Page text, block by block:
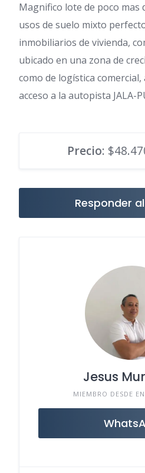
Magnifico lote de poco mas
usos de suelo mixto
inmobiliarios de vivienda,
ubicado en una zona de
como de logística
acceso a la autopista JALA-
Precio:
Responder
Jesus
MIEMBRO DESDE